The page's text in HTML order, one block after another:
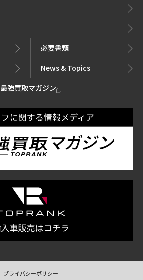
必要書類
News & Topics
最強買取マガジン
プライバシーポリシー